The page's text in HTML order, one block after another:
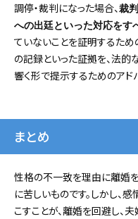
調停・裁判になった場合、 裁
への出廷といった対応をす
ていないことを証明するため
の記録といった証拠を、法
響く形で提示するためのアド
まとめ
性格の不一致を理由に離婚
に苦しいものです。しかし、
こすことが、離婚を回避し、